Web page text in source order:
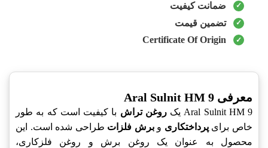
ضمانت کیفیت
تضمین قیمت
Certificate Of Origin
معرفی Aral Sulnit HM 9
Aral Sulnit HM 9 یک روغن تراش با کیفیت است که به طور
خاص برایپرداختکاری وبرش فلزات طراحی شده است. این
محصول به عنوان یک روغن برش و روغن فلزکاری،